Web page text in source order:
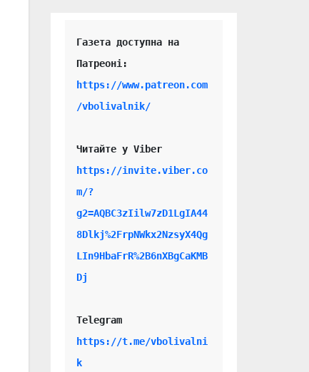
Газета доступна на
https://www.patreon.com
/vbolivalnik/
Читайте у Viber
https://invite.viber.co
m/?
g2=AQBC3zIilw7zD1LgIA44
8Dlkj%2FrpNWkx2NzsyX4Qg
LIn9HbaFrR%2B6nXBgCaKMB
Dj
Telegram
https://t.me/vbolivalni
k